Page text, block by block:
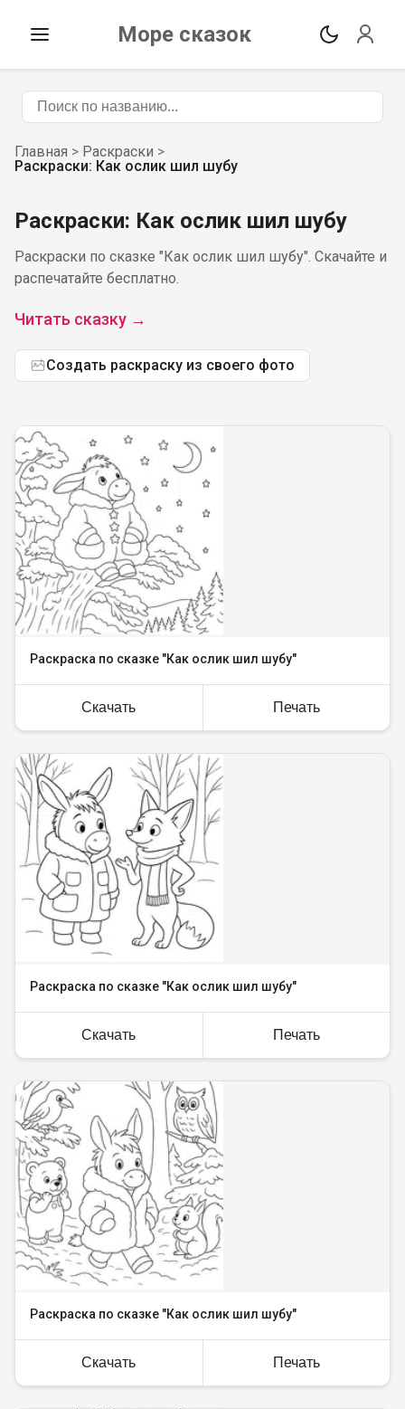
Море сказок
Главная > Раскраски >
Раскраски: Как ослик шил шубу
Раскраски: Как ослик шил шубу
Раскраски по сказке "Как ослик шил шубу". Скачайте и
распечатайте бесплатно.
Читать сказку →
Создать раскраску из своего фото
Раскраска по сказке "Как ослик шил шубу"
Скачать Печать
Раскраска по сказке "Как ослик шил шубу"
Скачать Печать
Раскраска по сказке "Как ослик шил шубу"
Скачать Печать